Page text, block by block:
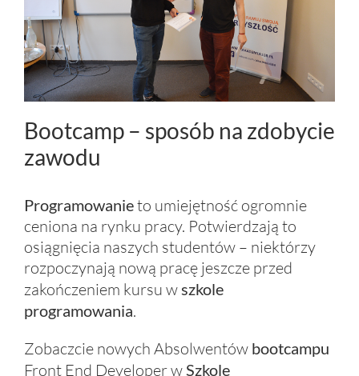
Bootcamp – sposób na zdobycie
zawodu
Programowanieto umiejętność ogromnie
ceniona na rynku pracy. Potwierdzają to
osiągnięcia naszych studentów – niektórzy
rozpoczynają nową pracę jeszcze przed
zakończeniem kursu wszkole
programowania.
Zobaczcie nowych Absolwentów bootcampu
Front End Developer wSzkole